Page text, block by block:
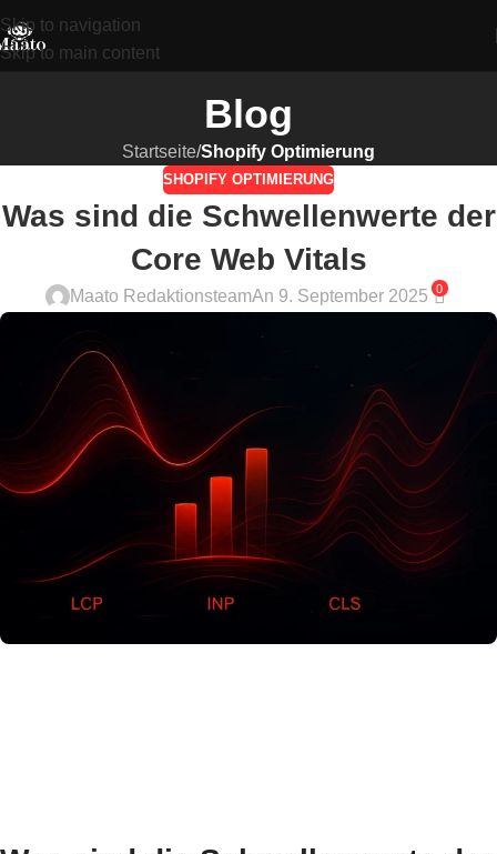
Skip to navigation
Skip to main content
Blog
Startseite/Shopify Optimierung
SHOPIFY OPTIMIERUNG
Was sind die Schwellenwerte der
Core Web Vitals
Maato RedaktionsteamAn 9. September 2025 0